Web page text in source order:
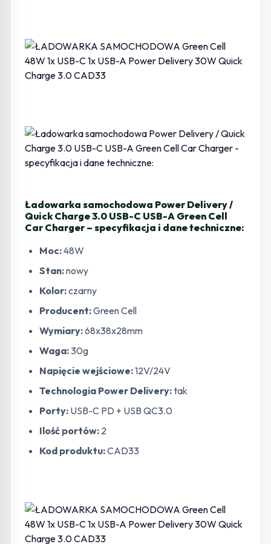
Ładowarka samochodowa Power Delivery /
Quick Charge 3.0 USB-C USB-A Green Cell
Car Charger – specyfikacja i dane techniczne:
Moc:48W
Stan:nowy
Kolor:czarny
Producent:Green Cell
Wymiary:68x38x28mm
Waga:30g
Napięcie wejściowe:12V/24V
Technologia Power Delivery:tak
Porty: USB-C PD + USB QC3.0
Ilość portów: 2
Kod produktu:CAD33